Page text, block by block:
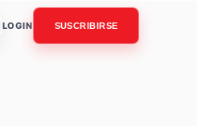
LOGIN SUSCRIBIRSE